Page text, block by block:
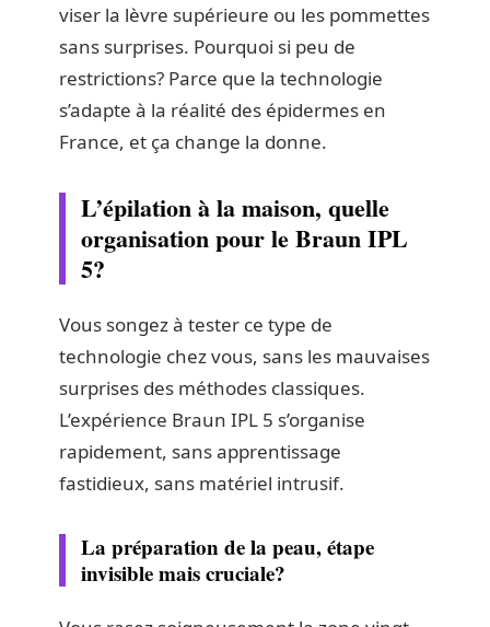
viser la lèvre supérieure ou les pommettes
sans surprises. Pourquoi si peu de
restrictions? Parce que la technologie
s’adapte à la réalité des épidermes en
France, et ça change la donne.
L’épilation à la maison, quelle
organisation pour le Braun IPL
5?
Vous songez à tester ce type de
technologie chez vous, sans les mauvaises
surprises des méthodes classiques.
L’expérience Braun IPL 5 s’organise
rapidement, sans apprentissage
fastidieux, sans matériel intrusif.
La préparation de la peau, étape
invisible mais cruciale?